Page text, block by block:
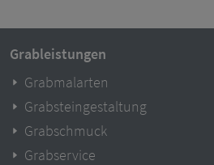
Grableistungen
Grabmalarten
Grabsteingestaltung
Grabschmuck
Grabservice